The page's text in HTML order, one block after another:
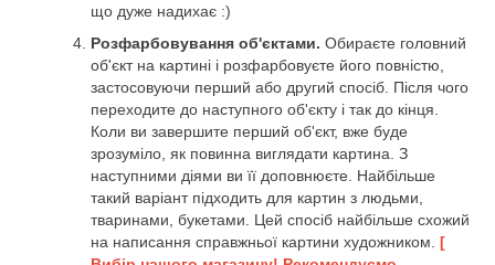
що дуже надихає :)
Розфарбовування об'єктами. Обираєте головний
об'єкт на картині і розфарбовуєте його повністю,
застосовуючи перший або другий спосіб. Після чого
переходите до наступного об'єкту і так до кінця.
Коли ви завершите перший об'єкт, вже буде
зрозуміло, як повинна виглядати картина. З
наступними діями ви її доповнюєте. Найбільше
такий варіант підходить для картин з людьми,
тваринами, букетами. Цей спосіб найбільше схожий
на написання справжньої картини художником. [